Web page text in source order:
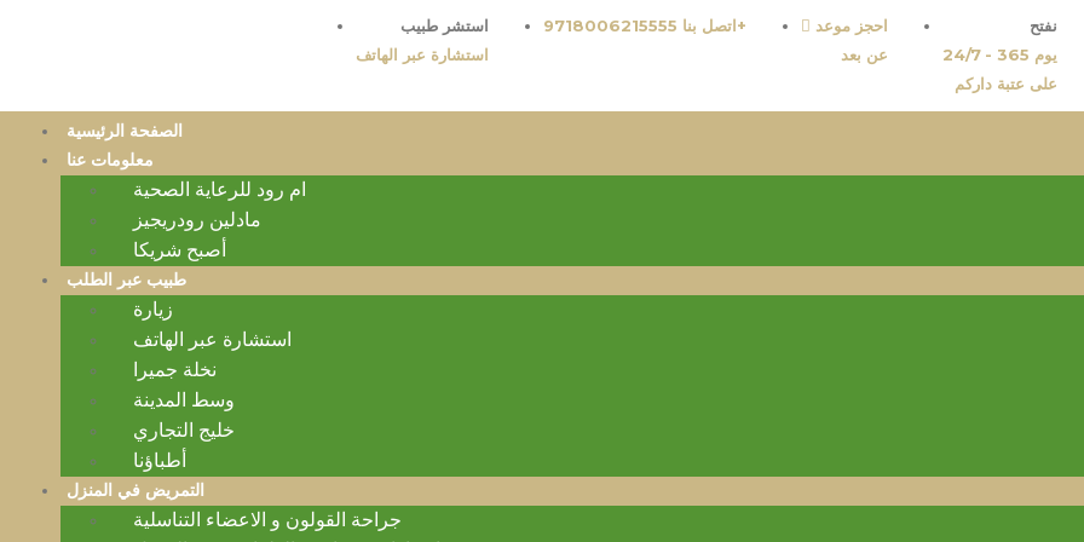
استشر طبيب
استشارة عبر الهاتف
اتصل بنا 9718006215555+
احجز موعد
عن بعد
نفتح
24/7 - 365 يوم
على عتبة داركم
الصفحة الرئيسية
معلومات عنا
ام رود للرعاية الصحية
مادلين رودريجيز
أصبح شريكا
طبيب عبر الطلب
زيارة
استشارة عبر الهاتف
نخلة جميرا
وسط المدينة
خليج التجاري
أطباؤنا
التمريض في المنزل
جراحة القولون و الاعضاء التناسلية